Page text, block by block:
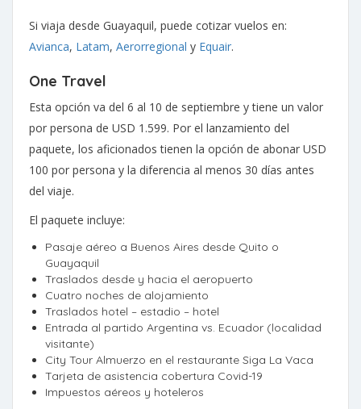
Si viaja desde Guayaquil, puede cotizar vuelos en:
Avianca, Latam, Aerorregional y Equair.
One Travel
Esta opción va del 6 al 10 de septiembre y tiene un valor
por persona de USD 1.599. Por el lanzamiento del
paquete, los aficionados tienen la opción de abonar USD
100 por persona y la diferencia al menos 30 días antes
del viaje.
El paquete incluye:
Pasaje aéreo a Buenos Aires desde Quito o
Guayaquil
Traslados desde y hacia el aeropuerto
Cuatro noches de alojamiento
Traslados hotel – estadio – hotel
Entrada al partido Argentina vs. Ecuador (localidad
visitante)
City Tour Almuerzo en el restaurante Siga La Vaca
Tarjeta de asistencia cobertura Covid-19
Impuestos aéreos y hoteleros